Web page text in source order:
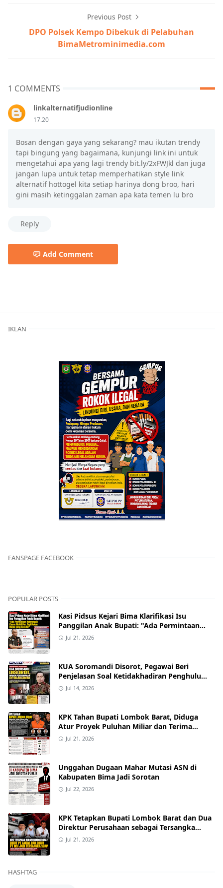
Previous Post
DPO Polsek Kempo Dibekuk di Pelabuhan
BimaMetrominimedia.com
1 COMMENTS
linkalternatifjudionline
17.20
Bosan dengan gaya yang sekarang? mau ikutan trendy
tapi bingung yang bagaimana, kunjungi link ini untuk
mengetahui apa yang lagi trendy bit.ly/2xFWJkl dan juga
jangan lupa untuk tetap memperhatikan style link
alternatif hottogel kita setiap harinya dong broo, hari
gini masih ketinggalan zaman apa kata temen lu bro
Reply
Add Comment
IKLAN
FANSPAGE FACEBOOK
POPULAR POSTS
Kasi Pidsus Kejari Bima Klarifikasi Isu
Panggilan Anak Bupati: "Ada Permintaan
Keterangan Kasus Mobil Bor, Tapi Bukan
Jul 21, 2026
KUA Soromandi Disorot, Pegawai Beri
Penjelasan Soal Ketidakhadiran Penghulu
pada Akad Nikah Mualaf
Jul 14, 2026
KPK Tahan Bupati Lombok Barat, Diduga
Atur Proyek Puluhan Miliar dan Terima
Alphard hingga Uang Tunai
Jul 21, 2026
Unggahan Dugaan Mahar Mutasi ASN di
Kabupaten Bima Jadi Sorotan
Jul 22, 2026
KPK Tetapkan Bupati Lombok Barat dan Dua
Direktur Perusahaan sebagai Tersangka
Dugaan Suap Proyek
Jul 21, 2026
HASHTAG